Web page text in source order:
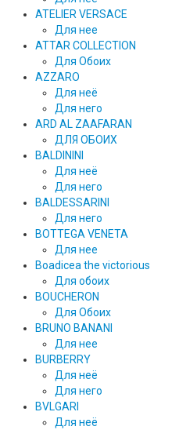
ATELIER VERSACE
Для нее
ATTAR COLLECTION
Для Обоих
AZZARO
Для неё
Для него
ARD AL ZAAFARAN
ДЛЯ ОБОИХ
BALDININI
Для неё
Для него
BALDESSARINI
Для него
BOTTEGA VENETA
Для нее
Boadicea the victorious
Для обоих
BOUCHERON
Для Обоих
BRUNO BANANI
Для нее
BURBERRY
Для неё
Для него
BVLGARI
Для неё